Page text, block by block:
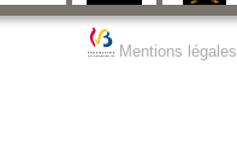
Mentions légales